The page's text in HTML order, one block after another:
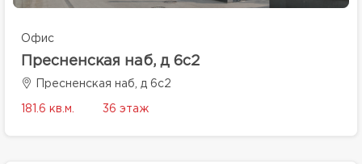
Офис
Пресненская наб, д 6с2
Пресненская наб, д 6с2
181.6 кв.м. 36 этаж